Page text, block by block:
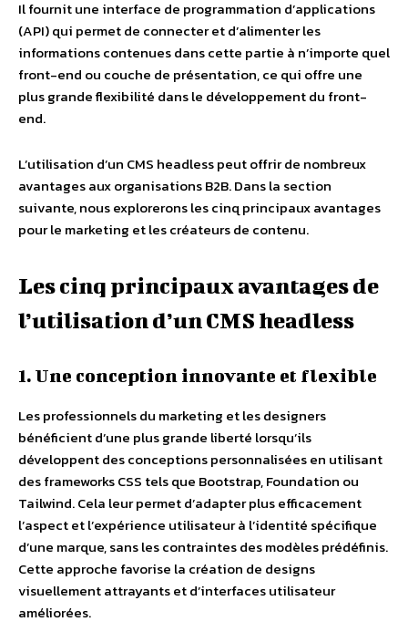
Il fournit une interface de programmation d’applications
(API) qui permet de connecter et d’alimenter les
informations contenues dans cette partie à n’importe quel
front-end ou couche de présentation, ce qui offre une
plus grande flexibilité dans le développement du front-
end.
L’utilisation d’un CMS headless peut offrir de nombreux
avantages aux organisations B2B. Dans la section
suivante, nous explorerons les cinq principaux avantages
pour le marketing et les créateurs de contenu.
Les cinq principaux avantages de
l’utilisation d’un CMS headless
1. Une conception innovante et flexible
Les professionnels du marketing et les designers
bénéficient d’une plus grande liberté lorsqu’ils
développent des conceptions personnalisées en utilisant
des frameworks CSS tels que Bootstrap, Foundation ou
Tailwind. Cela leur permet d’adapter plus efficacement
l’aspect et l’expérience utilisateur à l’identité spécifique
d’une marque, sans les contraintes des modèles prédéfinis.
Cette approche favorise la création de designs
visuellement attrayants et d’interfaces utilisateur
améliorées.